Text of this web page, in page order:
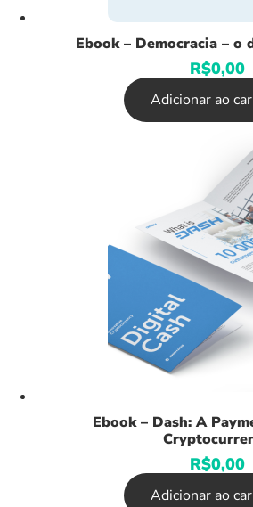
Ebook – Democracia – o
R$0,00
Adicionar ao
Ebook – Dash: A
R$0,00
Adicionar ao